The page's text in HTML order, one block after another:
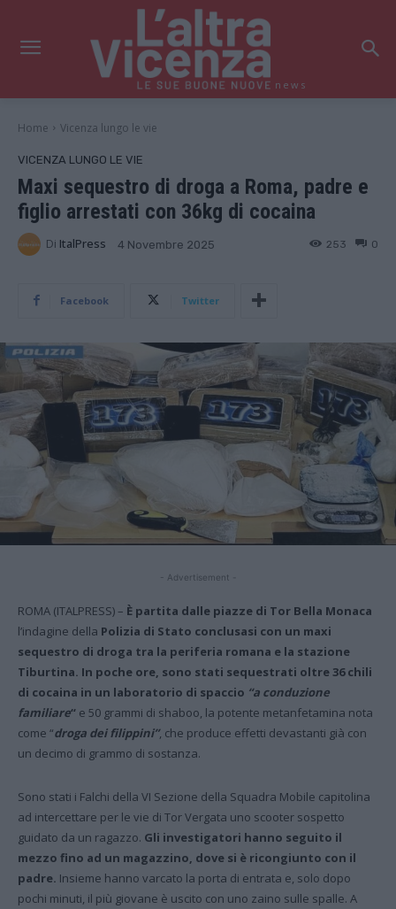
news
Home Vicenza lungo le vie
VICENZA LUNGO LE VIE
Maxi sequestro di droga a Roma, padre e
figlio arrestati con 36kg di cocaina
Di ItalPress 4 Novembre 2025 0
253
Facebook Twitter
- Advertisement -
ROMA (ITALPRESS) – È partita dalle piazze di Tor Bella Monaca
l’indagine della Polizia di Stato conclusasi con un maxi
sequestro di droga tra la periferia romana e la stazione
Tiburtina. In poche ore, sono stati sequestrati oltre 36 chili
di cocaina in un laboratorio di spaccio “a conduzione
familiare“ e 50 grammi di shaboo, la potente metanfetamina nota
come “droga dei filippini”, che produce effetti devastanti già con
un decimo di grammo di sostanza.
Sono stati i Falchi della VI Sezione della Squadra Mobile capitolina
ad intercettare per le vie di Tor Vergata uno scooter sospetto
guidato da un ragazzo. Gli investigatori hanno seguito il
mezzo fino ad un magazzino, dove si è ricongiunto con il
padre. Insieme hanno varcato la porta di entrata e, solo dopo
pochi minuti, il più giovane è uscito con uno zaino sulle spalle. A